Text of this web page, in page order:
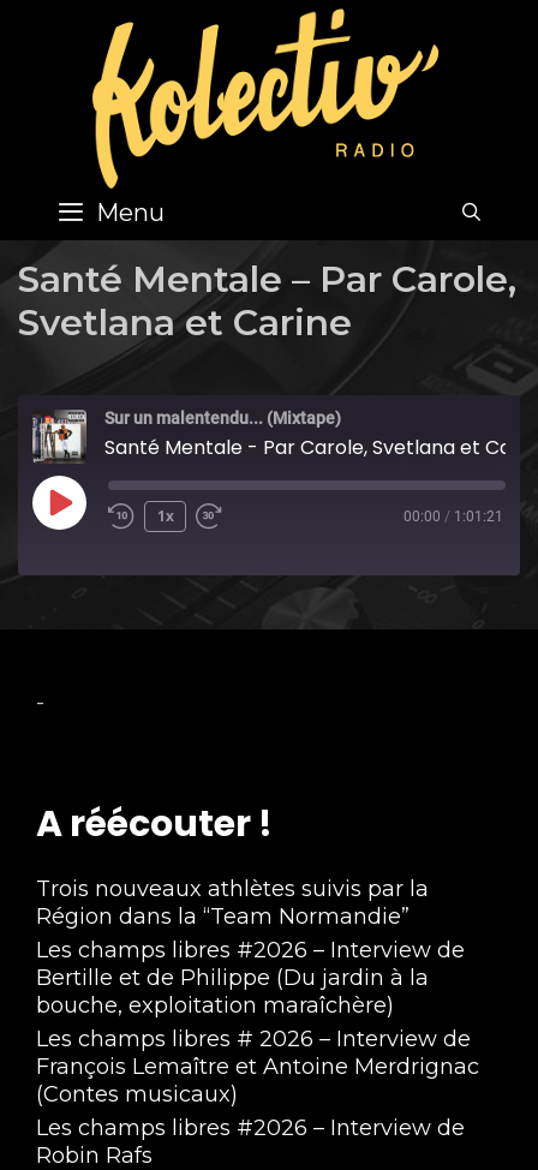
content
Menu
Santé Mentale – Par Carole,
Svetlana et Carine
Sur un malentendu... (Mixtape)
Play
1x 00:00 / 1:01:21
-
A réécouter !
Trois nouveaux athlètes suivis par la
Région dans la “Team Normandie”
Les champs libres #2026 – Interview de
Bertille et de Philippe (Du jardin à la
bouche, exploitation maraîchère)
Les champs libres # 2026 – Interview de
François Lemaître et Antoine Merdrignac
(Contes musicaux)
Les champs libres #2026 – Interview de
Robin Rafs